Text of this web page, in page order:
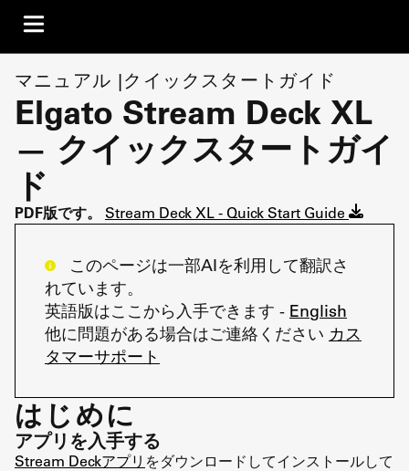
マニュアル |クイックスタートガイド
Elgato Stream Deck XL
— クイックスタートガイ
ド
PDF版です。 Stream Deck XL - Quick Start Guide
このページは一部AIを利用して翻訳さ
れています。
英語版はここから入手できます - English
他に問題がある場合はご連絡ください カス
タマーサポート
はじめに
アプリを入手する
Stream Deckアプリ をダウンロードしてインストールして